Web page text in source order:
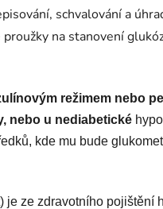
schvalování a
na stanovení
režimem nebo
nebo u nediabetické
kde mu bude
je ze zdravotního pojištění